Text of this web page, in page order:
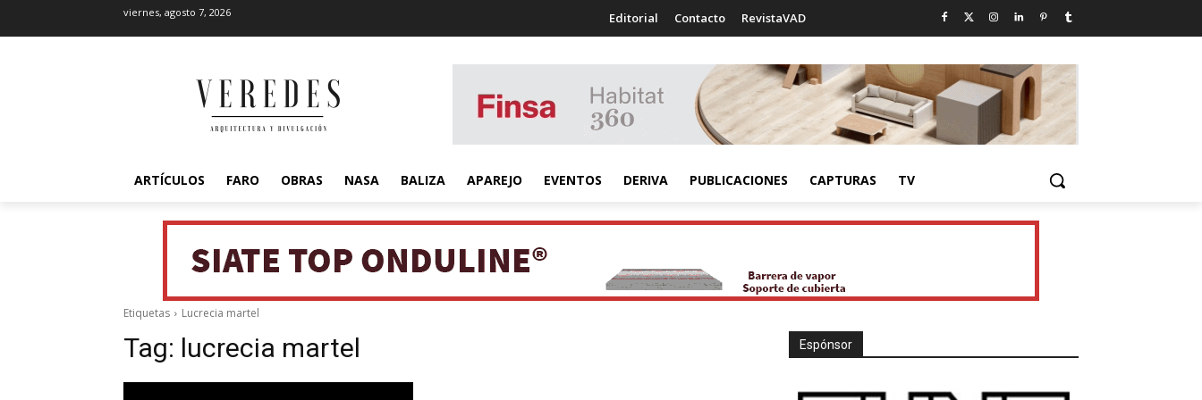
viernes, agosto 7, 2026 Editorial Contacto RevistaVAD
ARTÍCULOS FARO OBRAS NASA BALIZA APAREJO EVENTOS DERIVA PUBLICACIONES CAPTURAS TV
Etiquetas Lucrecia martel
Tag: lucrecia martel Espónsor